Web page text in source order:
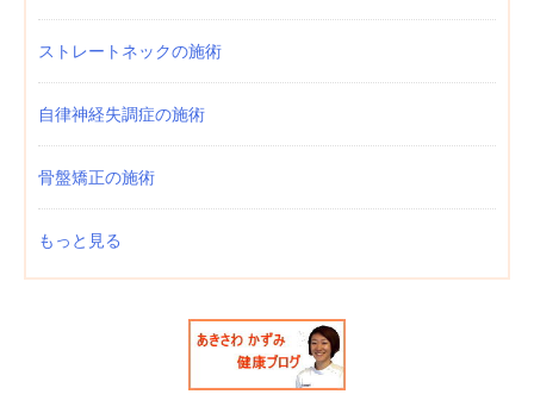
ストレートネックの施術
自律神経失調症の施術
骨盤矯正の施術
もっと見る